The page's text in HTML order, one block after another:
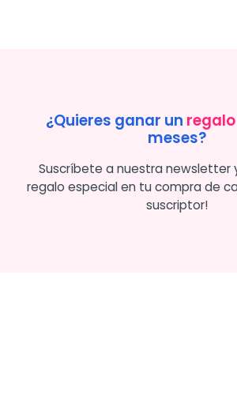
¿Quieres ganar un regalo
meses?
Suscríbete a nuestra newsletter
regalo especial en tu compra de
suscriptor!